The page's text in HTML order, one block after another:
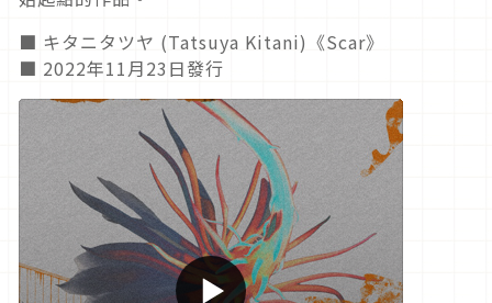
■ キタニタツヤ (Tatsuya Kitani) 《Scar》
■ 2022年11月23日發行